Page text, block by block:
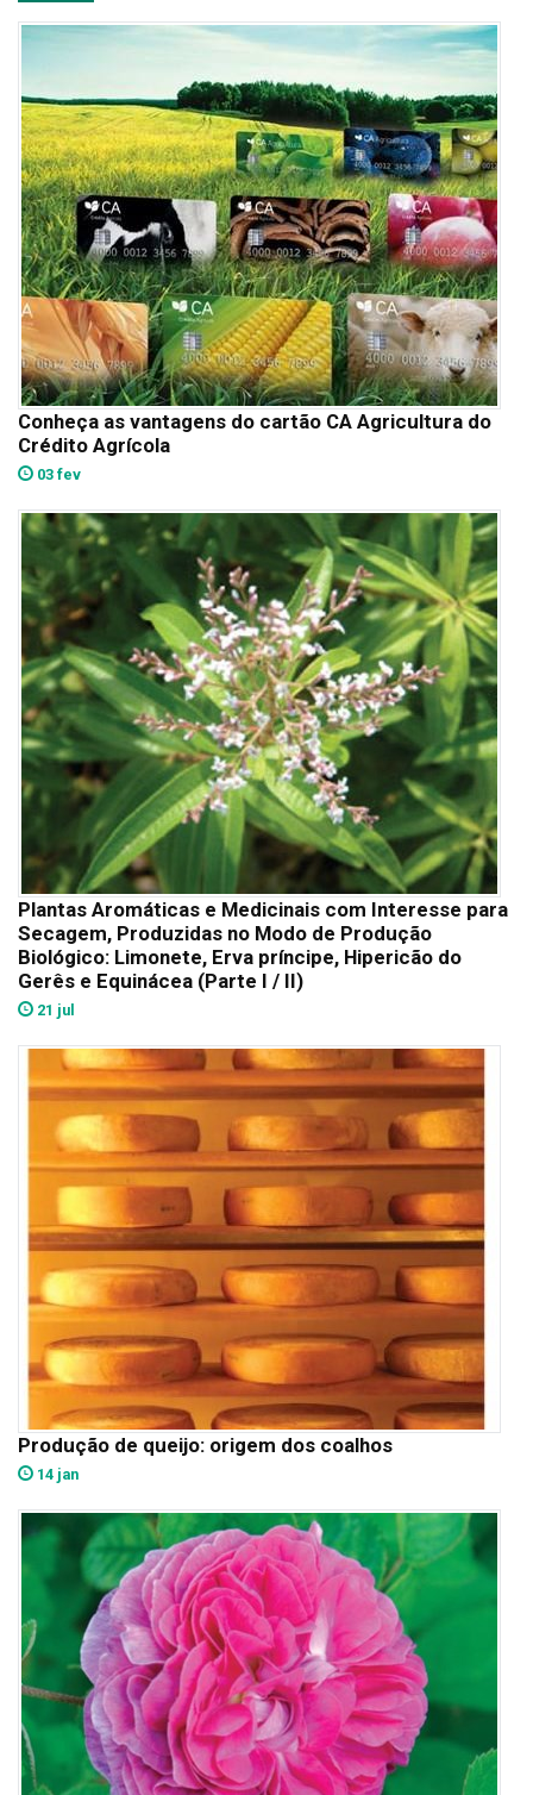
Conheça as vantagens do cartão CA Agricultura do
Crédito Agrícola
03 fev
Plantas Aromáticas e Medicinais com Interesse para
Secagem, Produzidas no Modo de Produção
Biológico: Limonete, Erva príncipe, Hipericão do
Gerês e Equinácea (Parte I / II)
21 jul
Produção de queijo: origem dos coalhos
14 jan